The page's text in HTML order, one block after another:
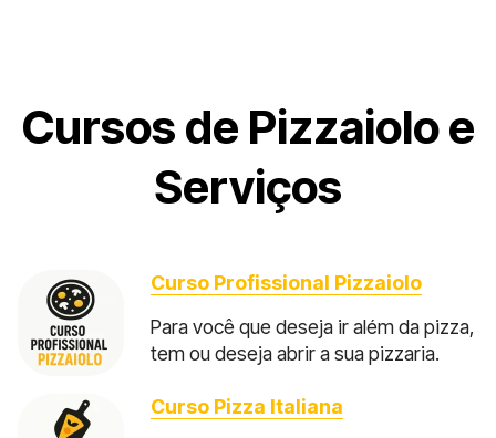
Cursos de Pizzaiolo e
Serviços
Curso Profissional Pizzaiolo
Para você que deseja ir além da pizza,
tem ou deseja abrir a sua pizzaria.
Curso Pizza Italiana